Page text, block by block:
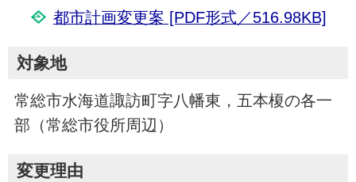
都市計画変更案 [PDF形式／516.98KB]
対象地
常総市水海道諏訪町字八幡東，五本榎の各一
部（常総市役所周辺）
変更理由